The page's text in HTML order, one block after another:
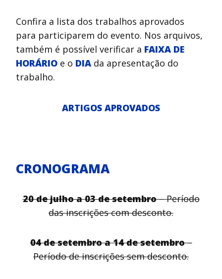
Confira a lista dos trabalhos aprovados
para participarem do evento. Nos arquivos,
também é possível verificar a FAIXA DE
HORÁRIO e o DIA da apresentação do
trabalho.
ARTIGOS APROVADOS
CRONOGRAMA
20 de julho a 03 de setembro– Período
das inscrições com desconto.
04 de setembro a 14 de setembro–
Período de inscrições sem desconto.